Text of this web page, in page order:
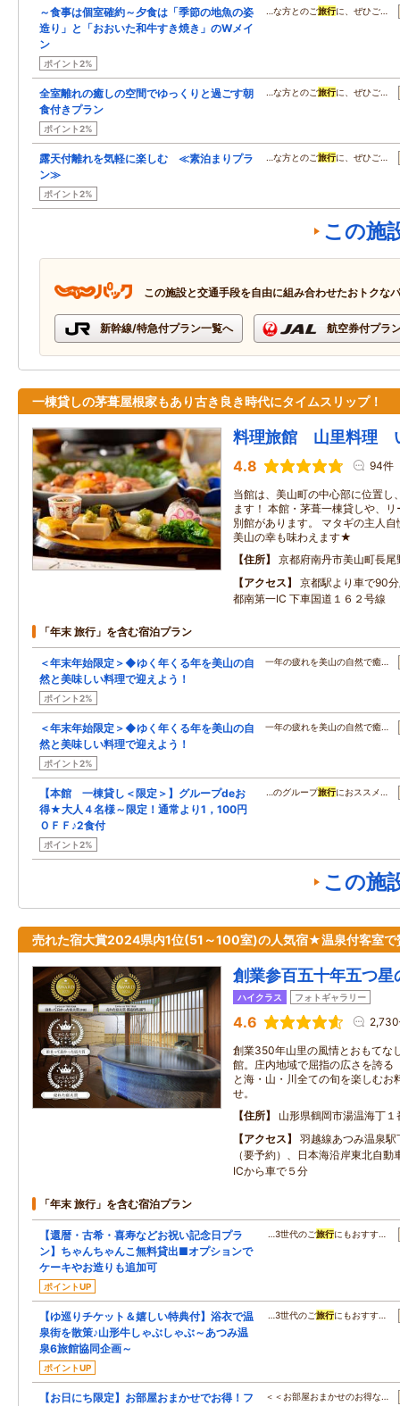
～食事は個室確約～夕食は「季節の地魚の姿
造り」と「おおいた和牛すき焼き」のWメイ
ン
ポイント2%
…な方とのご旅行に、ぜひご…
全室離れの癒しの空間でゆっくりと過ごす朝
食付きプラン
ポイント2%
…な方とのご旅行に、ぜひご…
露天付離れを気軽に楽しむ ≪素泊まりプラ
ン≫
ポイント2%
…な方とのご旅行に、ぜひご…
この施
この施設と交通手段を自由に組み合わせたおトクな
新幹線/特急付プラン一覧へ 航空券付プラ
一棟貸しの茅葺屋根家もあり古き良き時代にタイムスリップ！
料理旅館 山里料理
4.8 94件
当館は、美山町の中心部に位置し
ます！ 本館・茅葺一棟貸しや、
別館があります。 マタギの主人
美山の幸も味わえます★
住所
京都府南丹市美山町長尾
アクセス
京都駅より車で90
都南第一IC 下車国道１６２号線
「年末 旅行」を含む宿泊プラン
＜年末年始限定＞◆ゆく年くる年を美山の自
然と美味しい料理で迎えよう！
ポイント2%
一年の疲れを美山の自然で癒…
＜年末年始限定＞◆ゆく年くる年を美山の自
然と美味しい料理で迎えよう！
ポイント2%
一年の疲れを美山の自然で癒…
【本館 一棟貸し＜限定＞】グループdeお
得★大人４名様～限定！通常より1，100円
ＯＦＦ♪2食付
ポイント2%
…のグループ旅行におススメ…
この施
売れた宿大賞2024県内1位(51～100室)の人気宿★温泉付客室で
創業参百五十年五つ
ハイクラス フォトギャラリー
4.6
創業350年山里の風情とおもてな
館。庄内地域で屈指の広さを誇る
と海・山・川全ての旬を楽しむお
せ。
住所
山形県鶴岡市湯温海丁１
アクセス
羽越線あつみ温泉
（要予約）、日本海沿岸東北自動
ICから車で５分
「年末 旅行」を含む宿泊プラン
【還暦・古希・喜寿などお祝い記念日プラ
ン】ちゃんちゃんこ無料貸出■オプションで
ケーキやお造りも追加可
ポイントUP
…3世代のご旅行にもおすす…
【ゆ巡りチケット＆嬉しい特典付】浴衣で温
泉街を散策♪山形牛しゃぶしゃぶ～あつみ温
泉6旅館協同企画～
ポイントUP
…3世代のご旅行にもおすす…
【お日にち限定】お部屋おまかせでお得！フ
＜＜お部屋おまかせのお得な…